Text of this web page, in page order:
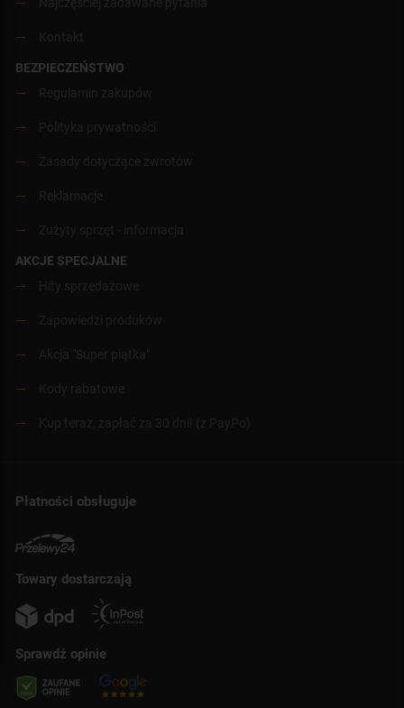
BEZPIECZEŃSTWO
AKCJE SPECJALNE
Płatności obsługuje
Towary dostarczają
Sprawdź opinie